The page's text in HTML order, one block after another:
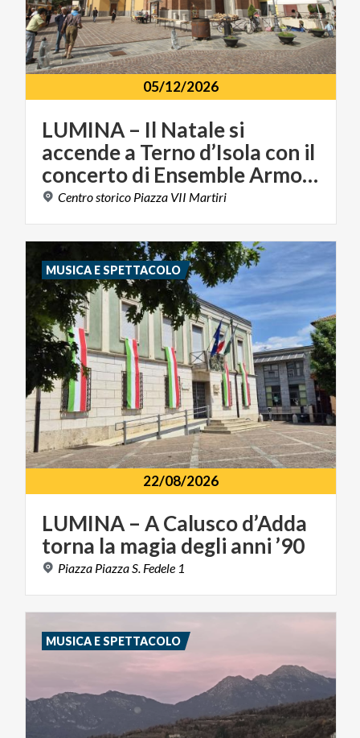
05/12/2026
LUMINA – Il Natale si
accende a Terno d’Isola con il
concerto di Ensemble Armonie
Centro storico Piazza VII Martiri
22/08/2026
LUMINA – ACaluscod’Adda
torna la magia degli anni ’90
Piazza PiazzaS. Fedele 1
MUSICA E SPETTACOLO
MUSICA E SPETTACOLO